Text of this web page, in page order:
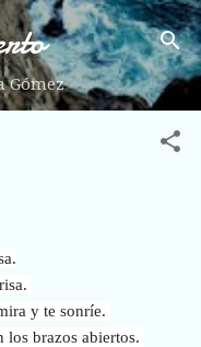
Gómez
y te sonríe.
los brazos abiertos.